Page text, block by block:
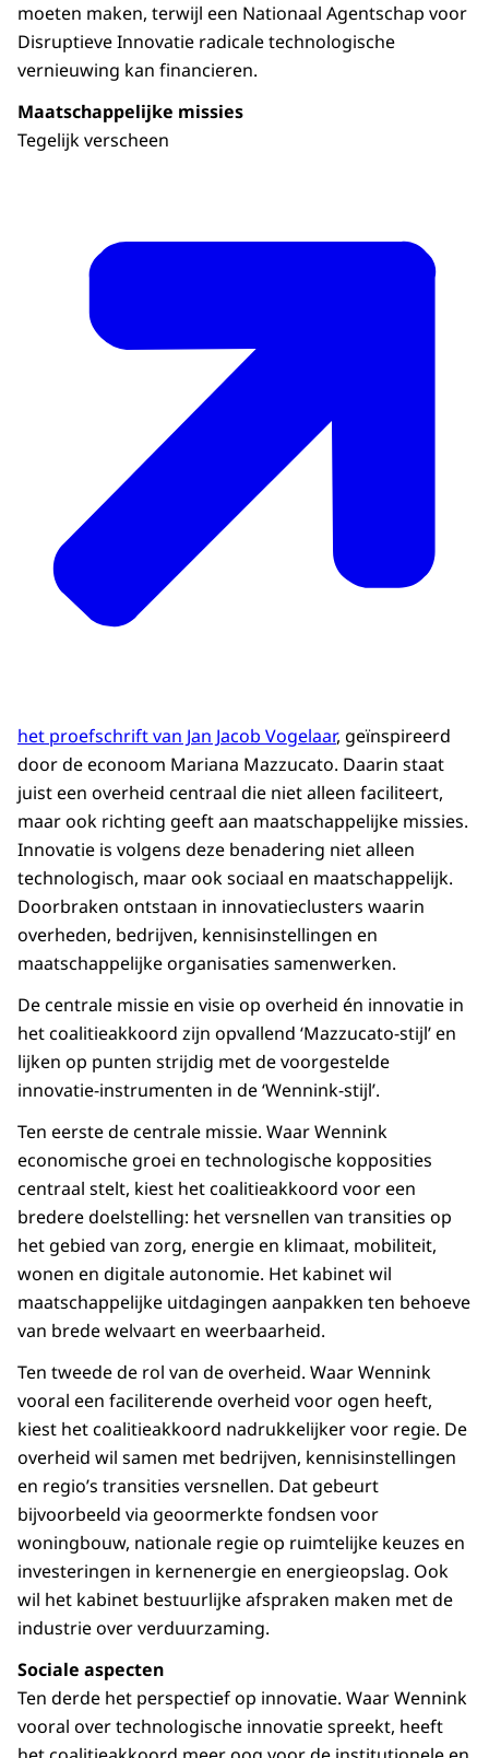
moeten maken, terwijl een Nationaal Agentschap voor
Disruptieve Innovatie radicale technologische
vernieuwing kan financieren.
Maatschappelijke missies
Tegelijk verscheen
het proefschrift van Jan Jacob Vogelaar, geïnspireerd
door de econoom Mariana Mazzucato. Daarin staat
juist een overheid centraal die niet alleen faciliteert,
maar ook richting geeft aan maatschappelijke missies.
Innovatie is volgens deze benadering niet alleen
technologisch, maar ook sociaal en maatschappelijk.
Doorbraken ontstaan in innovatieclusters waarin
overheden, bedrijven, kennisinstellingen en
maatschappelijke organisaties samenwerken.
De centrale missie en visie op overheid én innovatie in
het coalitieakkoord zijn opvallend ‘Mazzucato-stijl’ en
lijken op punten strijdig met de voorgestelde
innovatie-instrumenten in de ‘Wennink-stijl’.
Ten eerste de centrale missie. Waar Wennink
economische groei en technologische kopposities
centraal stelt, kiest het coalitieakkoord voor een
bredere doelstelling: het versnellen van transities op
het gebied van zorg, energie en klimaat, mobiliteit,
wonen en digitale autonomie. Het kabinet wil
maatschappelijke uitdagingen aanpakken ten behoeve
van brede welvaart en weerbaarheid.
Ten tweede de rol van de overheid. Waar Wennink
vooral een faciliterende overheid voor ogen heeft,
kiest het coalitieakkoord nadrukkelijker voor regie. De
overheid wil samen met bedrijven, kennisinstellingen
en regio’s transities versnellen. Dat gebeurt
bijvoorbeeld via geoormerkte fondsen voor
woningbouw, nationale regie op ruimtelijke keuzes en
investeringen in kernenergie en energieopslag. Ook
wil het kabinet bestuurlijke afspraken maken met de
industrie over verduurzaming.
Sociale aspecten
Ten derde het perspectief op innovatie. Waar Wennink
vooral over technologische innovatie spreekt, heeft